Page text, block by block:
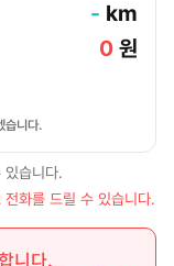
- km
0 원
습니다.
있습니다.
화를 드릴 수 있습니다.
니다.